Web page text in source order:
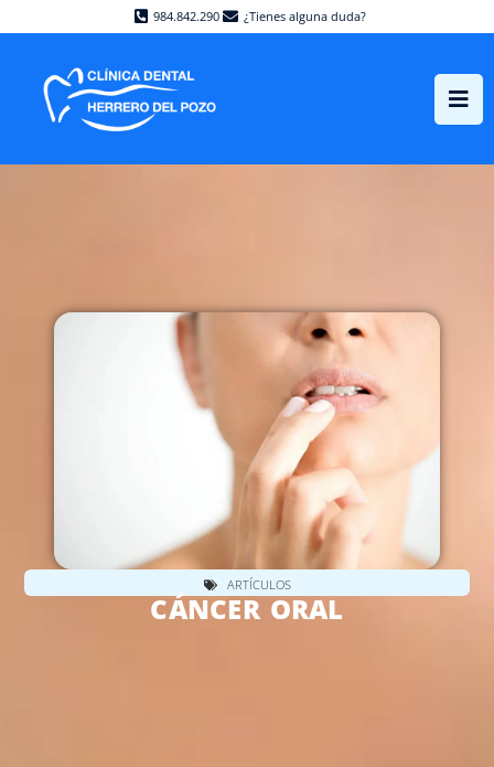
984.842.290 ¿Tienes alguna duda?
ARTÍCULOS
CÁNCER ORAL